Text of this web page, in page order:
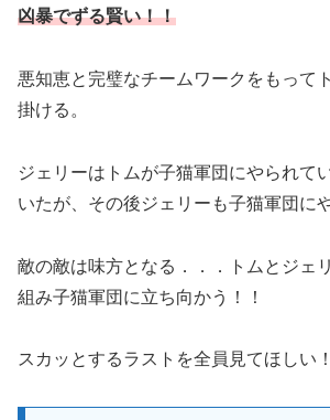
凶暴でずる賢い！！
悪知恵と完璧なチームワークをもって
掛ける。
ジェリーはトムが子猫軍団にやられて
いたが、その後ジェリーも子猫軍団に
敵の敵は味方となる．．．トムとジェ
組み子猫軍団に立ち向かう！！
スカッとするラストを全員見てほしい